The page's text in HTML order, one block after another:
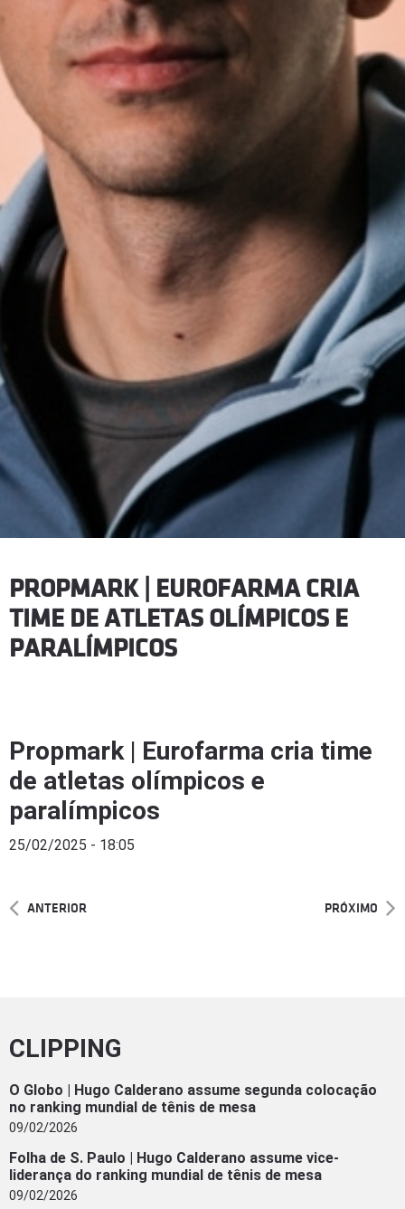
PROPMARK | EUROFARMA CRIA
TIME DE ATLETAS OLÍMPICOS E
PARALÍMPICOS
Propmark | Eurofarma cria time
de atletas olímpicos e
paralímpicos
25/02/2025 - 18:05
ANTERIOR PRÓXIMO
CLIPPING
O Globo | Hugo Calderano assume segunda colocação
no ranking mundial de tênis de mesa
09/02/2026
Folha de S. Paulo | Hugo Calderano assume vice-
liderança do ranking mundial de tênis de mesa
09/02/2026